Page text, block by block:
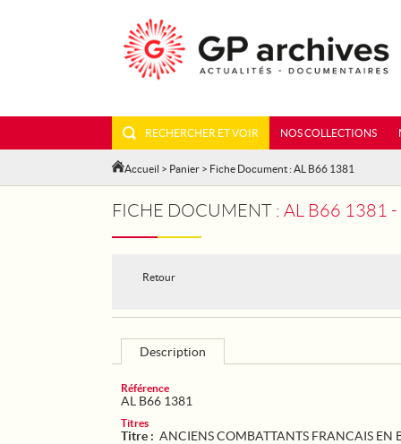
RECHERCHER ET VOIR NOS COLLECTIONS
Accueil > Panier > Fiche Document : AL B66 1381
FICHE DOCUMENT : AL B66 1381 -
Retour
Description
Référence
AL B66 1381
Titres
Titre : ANCIENS COMBATTANTS FRANCAIS EN